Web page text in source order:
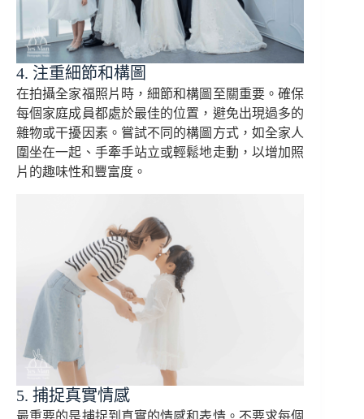
4. 注重細節和構圖
在拍攝全家福照片時，細節和構圖至關重要。確保
每個家庭成員都處於最佳的位置，避免出現過多的
雜物或干擾因素。嘗試不同的構圖方式，如全家人
圍坐在一起、手牽手站立或輕鬆地走動，以增加照
片的趣味性和豐富度。
5. 捕捉真實情感